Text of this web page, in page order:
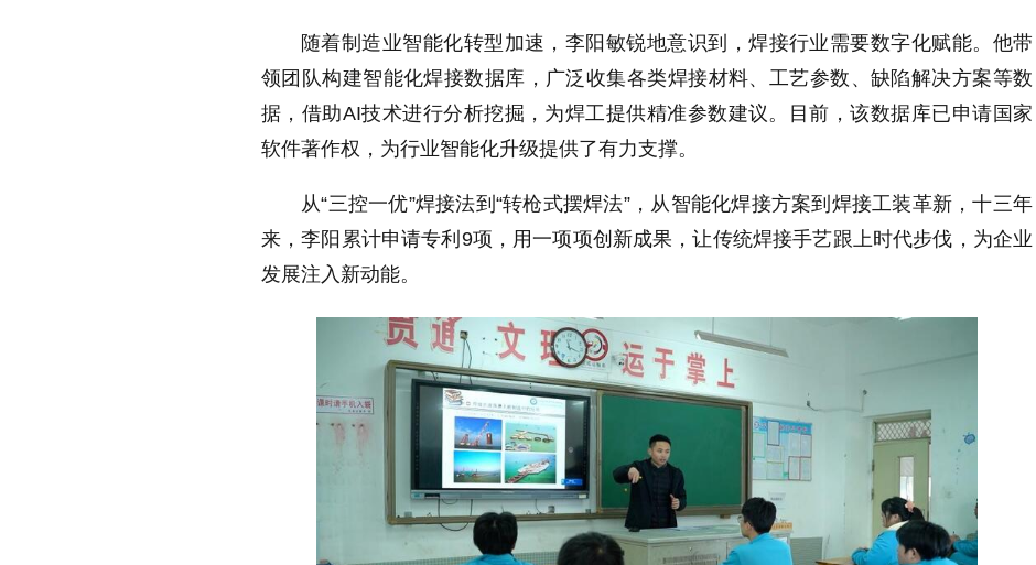
随着制造业智能化转型加速，李阳敏锐地意识到，焊接行业需要数字化赋能。他带
领团队构建智能化焊接数据库，广泛收集各类焊接材料、工艺参数、缺陷解决方案等数
据，借助AI技术进行分析挖掘，为焊工提供精准参数建议。目前，该数据库已申请国家
软件著作权，为行业智能化升级提供了有力支撑。
从“三控一优”焊接法到“转枪式摆焊法”，从智能化焊接方案到焊接工装革新，十三年
来，李阳累计申请专利9项，用一项项创新成果，让传统焊接手艺跟上时代步伐，为企业
发展注入新动能。